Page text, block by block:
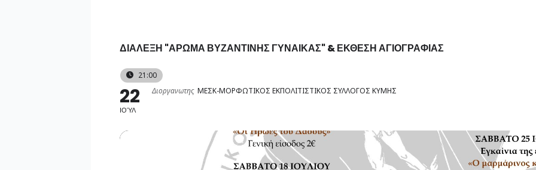
ΔΙΑΛΕΞΗ "ΑΡΩΜΑ ΒΥΖΑΝΤΙΝΗΣ ΓΥΝΑΙΚΑΣ" & ΕΚΘΕΣΗ ΑΓΙΟΓΡΑΦΙΑΣ
21:00
22
ΙΟΎΛ
Διοργανωτης ΜΕΣΚ-ΜΟΡΦΩΤΙΚΟΣ ΕΚΠΟΛΙΤΙΣΤΙΚΟΣ ΣΥΛΛΟΓΟΣ ΚΥΜΗΣ